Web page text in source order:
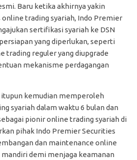
Baru ketika akhirnya yakin
trading syariah, Indo Premier
sertifikasi syariah ke DSN
yang diperlukan, seperti
trading reguler yang diupgrade
mekanisme perdagangan
itupun kemudian memperoleh
syariah dalam waktu 6 bulan dan
pionir online trading syariah di
pihak Indo Premier Securities
dan maintenance online
demi menjaga keamanan